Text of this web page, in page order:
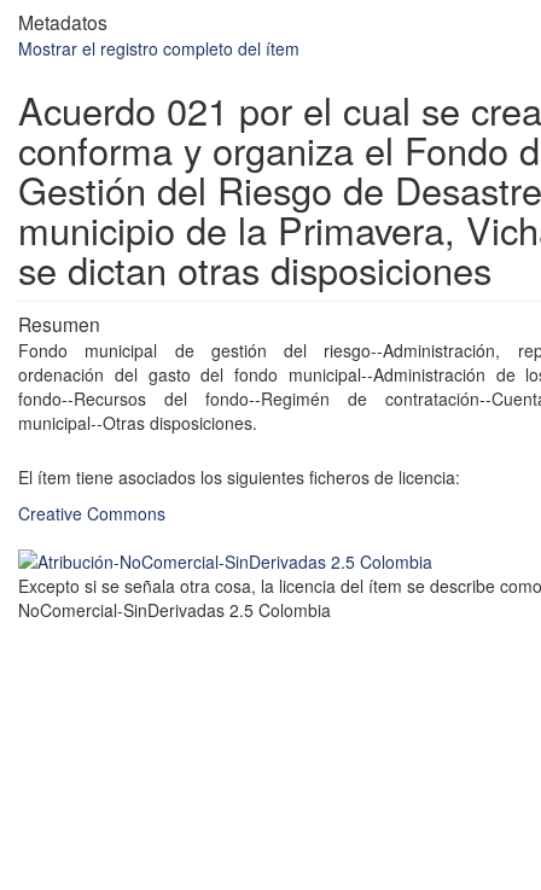
Metadatos
Mostrar el registro completo del ítem
Acuerdo 021 por el cual se
conforma y organiza el Fondo
Gestión del Riesgo de
municipio de la Primavera,
se dictan otras disposiciones
Resumen
Fondo municipal de gestión del riesgo--Administración,
ordenación del gasto del fondo municipal--Administración de
fondo--Recursos del fondo--Regimén de contratación--
municipal--Otras disposiciones.
El ítem tiene asociados los siguientes ficheros de licencia:
Creative Commons
Excepto si se señala otra cosa, la licencia del ítem se describe
NoComercial-SinDerivadas 2.5 Colombia